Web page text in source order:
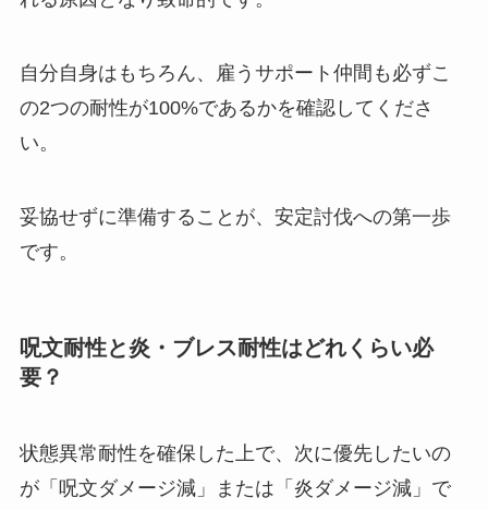
自分自身はもちろん、雇うサポート仲間も必ずこ
の2つの耐性が100%であるかを確認してくださ
い。
妥協せずに準備することが、安定討伐への第一歩
です。
呪文耐性と炎・ブレス耐性はどれくらい必
要？
状態異常耐性を確保した上で、次に優先したいの
が「呪文ダメージ減」または「炎ダメージ減」で